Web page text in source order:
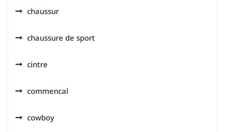
chaussur
chaussure de sport
cintre
commencal
cowboy